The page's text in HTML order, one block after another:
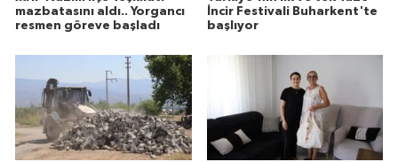
mazbatasını aldı.. Yorgancı
resmen göreve başladı
İncir Festivali Buharkent'te
başlıyor